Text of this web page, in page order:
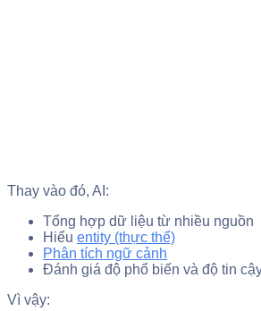
Thay vào đó, AI:
Tổng hợp dữ liệu từ nhiều nguồn
Hiểu entity (thực thể)
Phân tích ngữ cảnh
Đánh giá độ phổ biến và độ tin
Vì vậy: